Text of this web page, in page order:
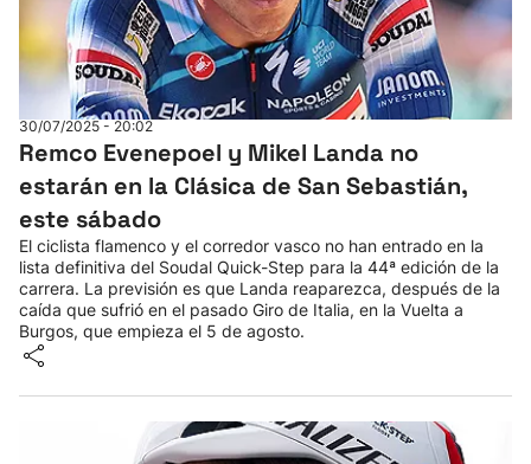
30/07/2025 - 20:02
Remco Evenepoel y Mikel Landa no
estarán en la Clásica de San Sebastián,
este sábado
El ciclista flamenco y el corredor vasco no han entrado en la
lista definitiva del Soudal Quick-Step para la 44ª edición de la
carrera. La previsión es que Landa reaparezca, después de la
caída que sufrió en el pasado Giro de Italia, en la Vuelta a
Burgos, que empieza el 5 de agosto.